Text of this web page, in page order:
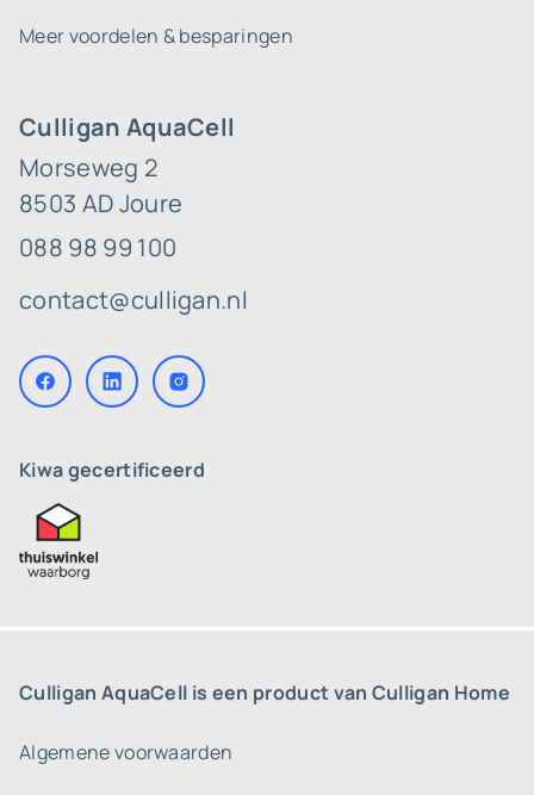
Culligan AquaCell
Morseweg 2
8503 AD Joure
088 98 99 100
contact@culligan.nl
Kiwa gecertificeerd
Meer voordelen & besparingen
Culligan AquaCell is een product van Culligan Home
Algemene voorwaarden